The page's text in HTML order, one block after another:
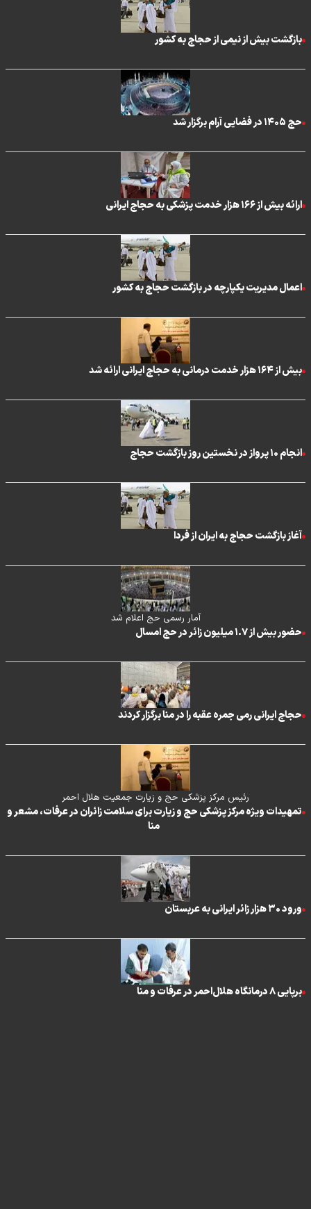
بازگشت بیش از نیمی از حجاج به کشور
حج ۱۴۰۵ در فضایی آرام برگزار شد
ارائه بیش از ۱۶۶ هزار خدمت پزشکی به حجاج ایرانی
اعمال مدیریت یکپارچه در بازگشت حجاج به کشور
بیش از ۱۶۴ هزار خدمت درمانی به حجاج ایرانی ارائه شد
انجام ۱۰ پرواز در نخستین روز بازگشت حجاج
آغاز بازگشت حجاج به ایران از فردا
آمار رسمی حج اعلام شد
حضور بیش از ۱.۷ میلیون زائر در حج امسال
حجاج ایرانی رمی جمره عقبه را در منا برگزار کردند
رئیس مرکز پزشکی حج و زیارت جمعیت هلال احمر
تمهیدات ویژه مرکز پزشکی حج و زیارت برای سلامت زائران در عرفات، مشعر و
منا
ورود ۳۰ هزار زائر ایرانی به عربستان
برپایی ۸ درمانگاه هلال‌احمر در عرفات و منا